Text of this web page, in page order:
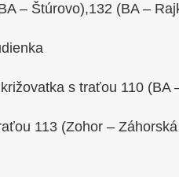
– Štúrovo),132 (BA –
s traťou 110 (BA
113 (Zohor –